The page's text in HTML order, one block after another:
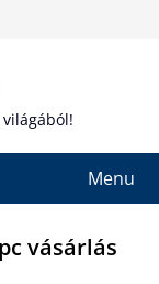
Menu
vásárlás